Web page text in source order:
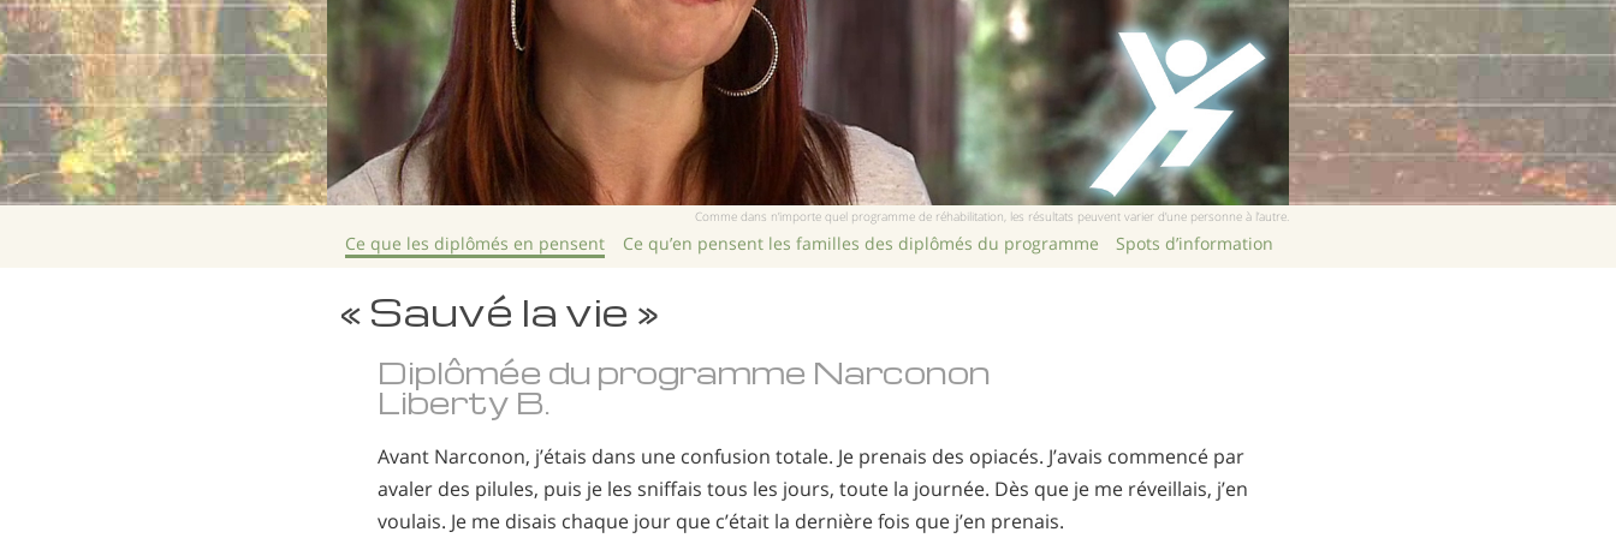
Chinois
Népalais
Arabe
Ukrainien
Croate
Turc
Comme dans n’importe quel programme de réhabilitation, les résultats peuvent varier d’une personne à l’autre.
Ce que les diplômés en pensent Ce qu’en pensent les familles des diplômés du programme Spots d’information
« Sauvé la vie »
Diplômée du programme Narconon
Liberty B.
Avant Narconon, j’étais dans une confusion totale. Je prenais des opiacés. J’avais commencé par
avaler des pilules, puis je les sniffais tous les jours, toute la journée. Dès que je me réveillais, j’en
voulais. Je me disais chaque jour que c’était la dernière fois que j’en prenais.